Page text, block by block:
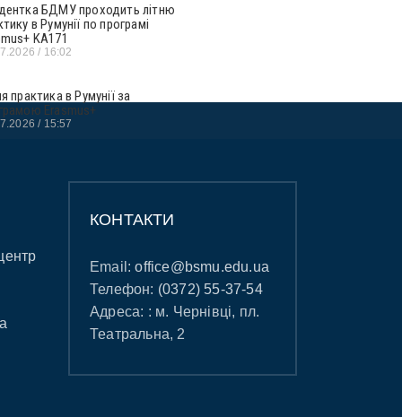
БДМУ проходить літню
в Румунії по програмі
KA171
16:02
практика в Румунії за
Erasmus+
15:57
КОНТАКТИ
Email:office@bsmu.edu.ua
Телефон: (0372) 55-37-54
Адреса: : м. Чернівці, пл.
Театральна, 2